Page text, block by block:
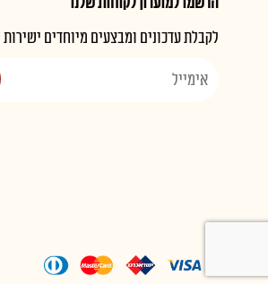
לקבלת עדכונים ומבצעים מיוחדים ישירות